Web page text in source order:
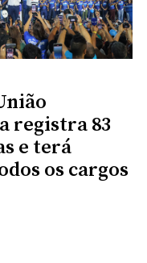
registra 83
e terá
os cargos